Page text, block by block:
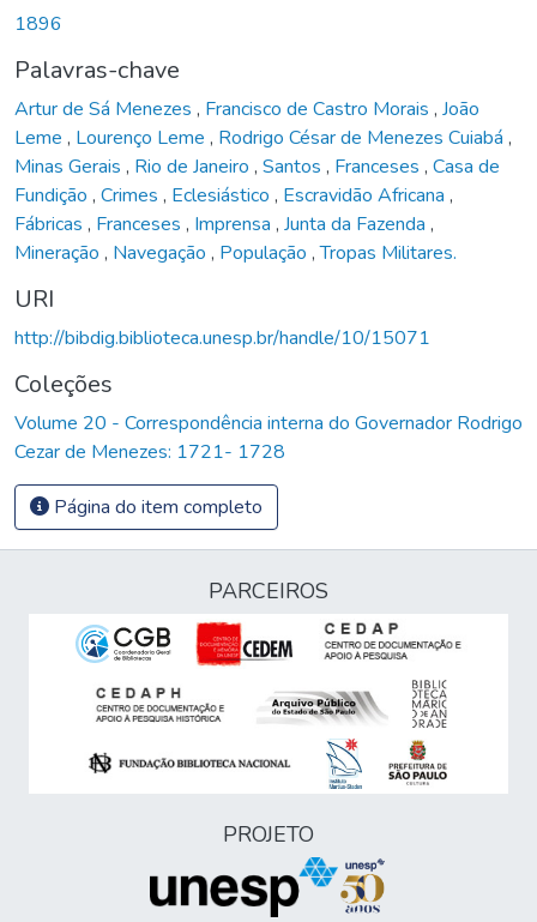
1896
Palavras-chave
Artur de Sá Menezes , Francisco de Castro Morais , João
Leme , Lourenço Leme , Rodrigo César de Menezes Cuiabá ,
Minas Gerais , Rio de Janeiro , Santos , Franceses , Casa de
Fundição , Crimes , Eclesiástico , Escravidão Africana ,
Fábricas , Franceses , Imprensa , Junta da Fazenda ,
Mineração , Navegação , População ,Tropas Militares.
URI
http://bibdig.biblioteca.unesp.br/handle/10/15071
Coleções
Volume 20 - Correspondência interna do Governador Rodrigo
Cezar de Menezes: 1721- 1728
Página do item completo
PARCEIROS
PROJETO